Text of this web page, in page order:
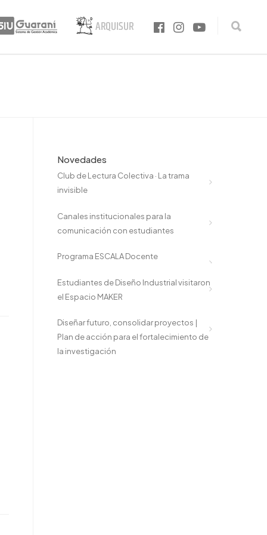
Novedades
Club de Lectura Colectiva · La trama
invisible
Canales institucionales para la
comunicación con estudiantes
Programa ESCALA Docente
Estudiantes de Diseño Industrial visitaron
el Espacio MAKER
Diseñar futuro, consolidar proyectos |
Plan de acción para el fortalecimiento de
la investigación